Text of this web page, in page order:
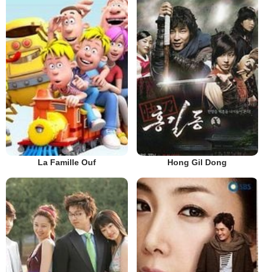
La Famille Ouf Hong Gil Dong